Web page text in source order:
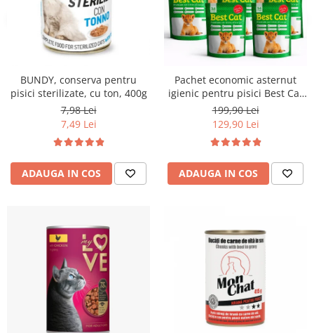
BUNDY, conserva pentru
pisici sterilizate, cu ton, 400g
7,98 Lei
7,49 Lei
ADAUGA IN COS
Pachet economic asternut
igienic pentru pisici Best Cat
Silicat - Mar verde, 10 x 3.6l
199,90 Lei
129,90 Lei
ADAUGA IN COS